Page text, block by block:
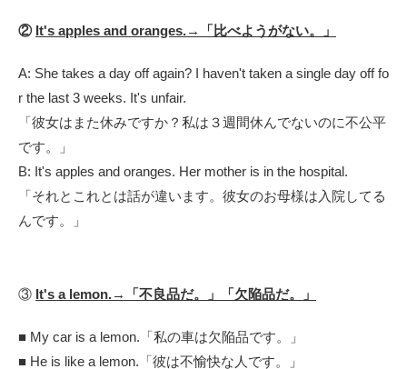
② It's apples and oranges.→「比べようがない。」
A: She takes a day off again?
I haven't taken a single day off fo
r the last 3 weeks. I t's unfair.
「彼女はまた休みですか？私は３週間休んでないのに不公平
です。」
B: It's apples and oranges. Her mother is in the hospital.
「それとこれとは話が違います。彼女のお母様は入院してる
んです。」
③ It's a lemon.→「不良品だ。」「欠陥品だ。」
■ My car is a lemon.「私の車は欠陥品です。」
■ He is like a lemon.「彼は不愉快な人です。」